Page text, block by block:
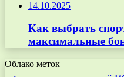
14.10.2025
Как выбрать
максимальные
Облако меток